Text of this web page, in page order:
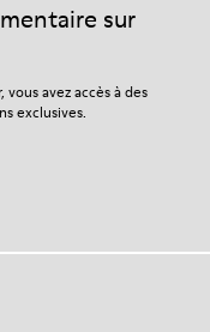
sur
avez accès à des
exclusives.